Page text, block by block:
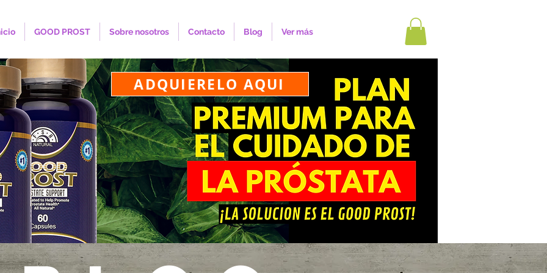
GOOD PROST Sobre nosotros Contacto Blog Ver más
ADQUIERELO AQUI